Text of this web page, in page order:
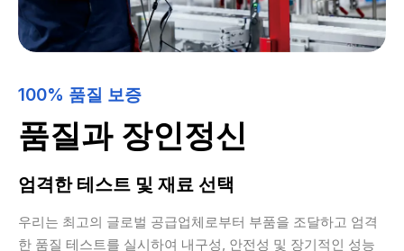
100% 품질 보증
품질과 장인정신
엄격한 테스트 및 재료 선택
우리는 최고의 글로벌 공급업체로부터 부품을 조달하고 엄격
한 품질 테스트를 실시하여 내구성, 안전성 및 장기적인 성능